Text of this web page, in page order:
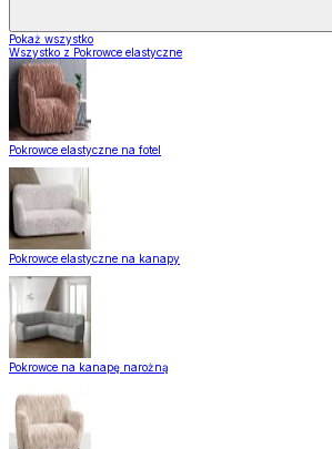
Pokaż wszystko
Wszystko z Pokrowce elastyczne
Pokrowce elastyczne na fotel
Pokrowce elastyczne na kanapy
Pokrowce na kanapę narożną